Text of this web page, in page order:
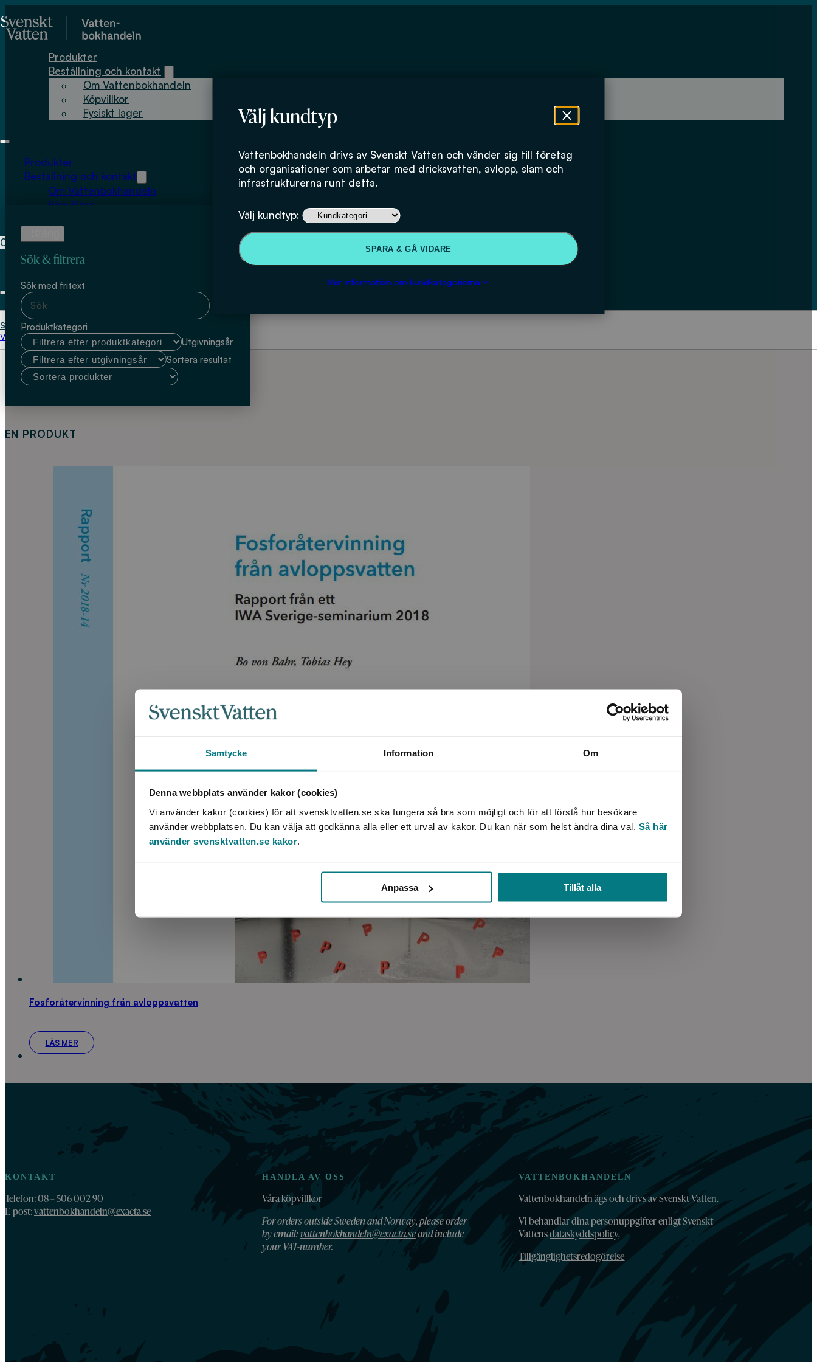
Samtycke Information Om
Denna webbplats använder kakor (cookies)
Vi använder kakor (cookies) för att svensktvatten.se ska fungera så bra som möjligt och för att förstå hur besökare
använder webbplatsen. Du kan välja att godkänna alla eller ett urval av kakor. Du kan när som helst ändra dina val. Så här
använder svensktvatten.se kakor.
Anpassa Tillåt alla
Välj kundtyp
Vattenbokhandeln drivs av Svenskt Vatten och vänder sig till företag
och organisationer som arbetar med dricksvatten, avlopp, slam och
infrastrukturerna runt detta.
Välj kundtyp:
SPARA & GÅ VIDARE
Mer information om kundkategorierna
Produkter
Beställning och kontakt
Om Vattenbokhandeln
Köpvillkor
Fysiskt lager
Produkter
Beställning och kontakt
Om Vattenbokhandeln
Köpvillkor
0
kr
Inga produkter i varukorgen.
Start Tobias Hey
Välj kundtyp
Tobias Hey
Sök & filtrera
Sök med fritext
Produktkategori
Utgivningsår
Sortera resultat
EN PRODUKT
Fosforåtervinning från avloppsvatten
LÄS MER
KONTAKT
Telefon: 08 – 506 002 90
E-post:vattenbokhandeln@exacta.se
HANDLA AV OSS
Våra köpvillkor
For orders outside Sweden and Norway, please order
by email:vattenbokhandeln@exacta.seand include
your VAT-number.
VATTENBOKHANDELN
Vattenbokhandeln ägs och drivs av Svenskt Vatten.
Vi behandlar dina personuppgifter enligt Svenskt
Vattensdataskyddspolicy.
Tillgänglighetsredogörelse